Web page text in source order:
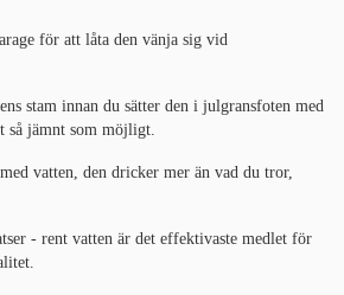
för att låta den vänja sig vid
stam innan du sätter den i julgransfoten med
så jämnt som möjligt.
vatten, den dricker mer än vad du tror,
- rent vatten är det effektivaste medlet för